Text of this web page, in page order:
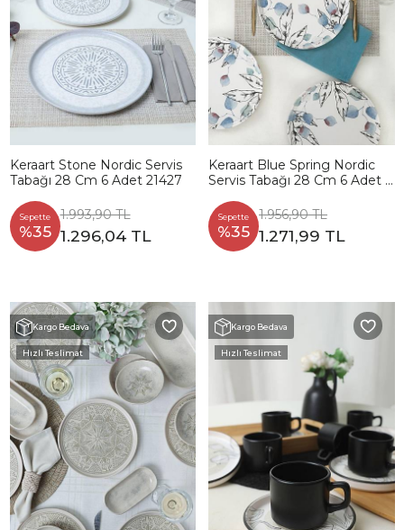
Keraart Stone Nordic Servis
Tabağı 28 Cm 6 Adet 21427
Sepette
%35
1.993,90 TL
1.296,04 TL
Keraart Blue Spring Nordic
Servis Tabağı 28 Cm 6 Adet -
Sepette
%35
1.956,90 TL
1.271,99 TL
Kargo Bedava
Hızlı Teslimat
Kargo Bedava
Hızlı Teslimat